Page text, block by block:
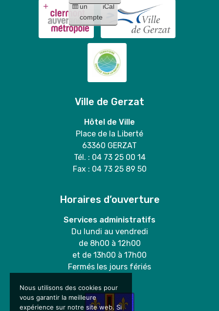
un
compte
iCal
Ville de Gerzat
Hôtel de Ville
Place de la Liberté
63360 GERZAT
Tél. : 04 73 25 00 14
Fax : 04 73 25 89 50
Horaires d’ouverture
Services administratifs
Du lundi au vendredi
de 8h00 à 12h00
et de 13h00 à 17h00
Fermés les jours fériés
Nous utilisons des cookies pour
vous garantir la meilleure
expérience sur notre site web. Si